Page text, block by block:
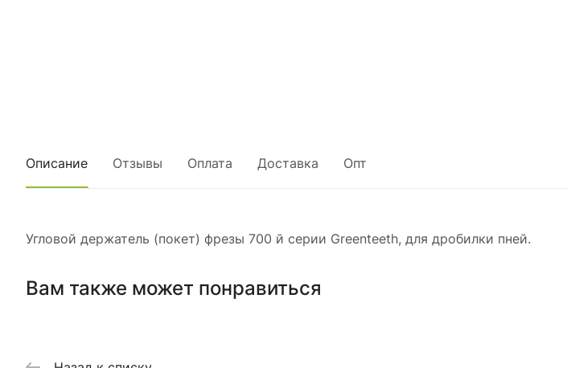
Описание Отзывы Оплата Доставка Опт
Угловой держатель (покет) фрезы 700 й серии Greenteeth, для дробилки пней.
Вам также может понравиться